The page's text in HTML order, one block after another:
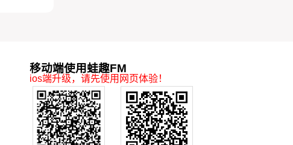
移动端使用蛙趣FM
ios端升级，请先使用网页体验！